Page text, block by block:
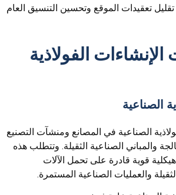
تعقيدات الموقع وتحسين التنسيق العام
الإنشاءات الفولاذية
الصناعية
الصناعية في المصانع ومنشآت التصنيع
والمباني الصناعية الثقيلة. وتتطلب هذه
قوية قادرة على تحمل الآلات
والعمليات الصناعية المستمرة.